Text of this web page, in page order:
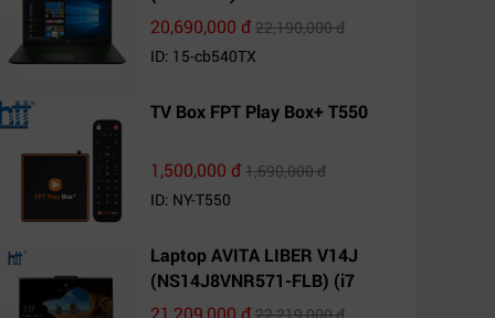
20,690,000 đ22,190,000 đ
ID: 15-cb540TX
TV Box FPT Play Box+ T550
1,500,000 đ1,690,000 đ
ID: NY-T550
Laptop AVITA LIBER V14J
(NS14J8VNR571-FLB) (i7
10510U/8GB RAM/1TB
21,209,000 đ